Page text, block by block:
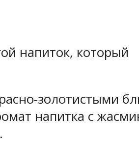
напиток, который
золотистыми
напитка с